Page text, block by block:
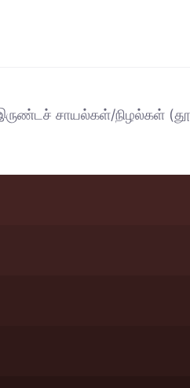
சாயல்கள்/நிழல்கள்